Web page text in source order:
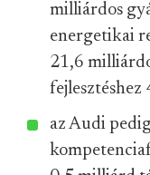
milliárdos
energetikai
21,6
az Audi